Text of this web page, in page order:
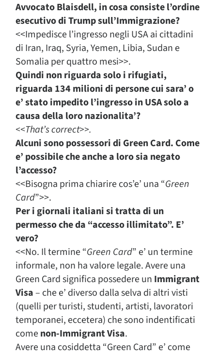
Avvocato Blaisdell, in cosa consiste l’ordine
esecutivo di Trump sull’Immigrazione?
<<Impedisce l’ingresso negli USA ai cittadini
di Iran, Iraq, Syria, Yemen, Libia, Sudan e
Somalia per quattro mesi>>.
Quindi non riguarda solo i rifugiati,
riguarda 134 milioni di persone cui sara’ o
e’ stato impedito l’ingresso in USA solo a
causa della loro nazionalita’?
<<That’s correct>>.
Alcuni sono possessori di Green Card. Come
e’ possibile che anche a loro sia negato
l’accesso?
<<Bisogna prima chiarire cos’e’ una “Green
Card”>>.
Per i giornali italiani si tratta di un
permesso che da “accesso illimitato”. E’
vero?
<<No. Il termine “Green Card” e’ un termine
informale, non ha valore legale. Avere una
Green Card significa possedere un Immigrant
Visa – che e’ diverso dalla selva di altri visti
(quelli per turisti, studenti, artisti, lavoratori
temporanei, eccetera) che sono indentificati
comenon-Immigrant Visa.
Avere una cosiddetta “Green Card” e’ come